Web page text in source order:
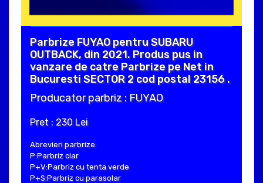
Parbrize FUYAO pentru SUBARU
OUTBACK, din 2021. Produs pus in
vanzare de catre Parbrize pe Net in
Bucuresti SECTOR 2 cod postal 23156 .
Producator parbriz : FUYAO
Pret : 230 Lei
Abrevieri parbrize:
P:Parbriz clar
P+V:Parbriz cu tenta verde
P+S:Parbriz cu parasolar